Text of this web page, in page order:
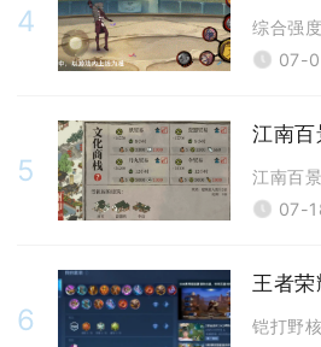
4
07-
5
江南百
07-
6
王者荣